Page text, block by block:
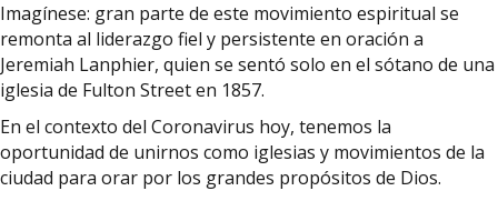
Imagínese: gran parte de este movimiento espiritual se
remonta al liderazgo fiel y persistente en oración a
Jeremiah Lanphier, quien se sentó solo en el sótano de una
iglesia de Fulton Street en 1857.
En el contexto del Coronavirus hoy, tenemos la
oportunidad de unirnos como iglesias y movimientos de la
ciudad para orar por los grandes propósitos de Dios.